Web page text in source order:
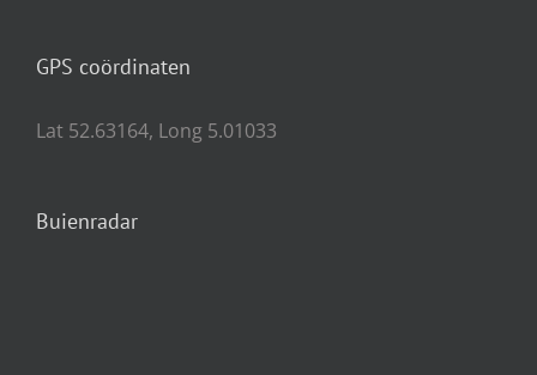
GPS coördinaten
Lat 52.63164, Long 5.01033
Buienradar